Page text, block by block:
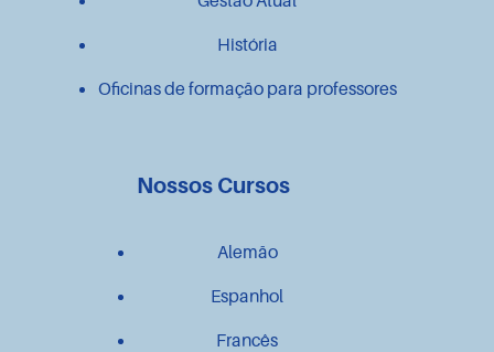
História
Oficinas de formação para professores
Nossos Cursos
Alemão
Espanhol
Francês